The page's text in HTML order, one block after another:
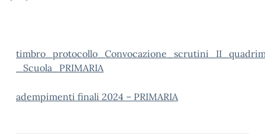
_Scuola_PRIMARIA
adempimenti finali 2024 – PRIMARIA